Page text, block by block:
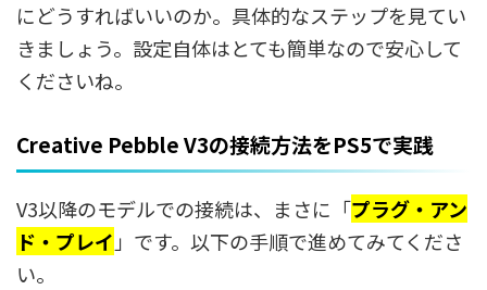
にどうすればいいのか。具体的なステップを見てい
きましょう。設定自体はとても簡単なので安心して
くださいね。
Creative Pebble V3の接続方法をPS5で実践
V3以降のモデルでの接続は、まさに「プラグ・アン
ド・プレイ 」です。以下の手順で進めてみてくださ
い。